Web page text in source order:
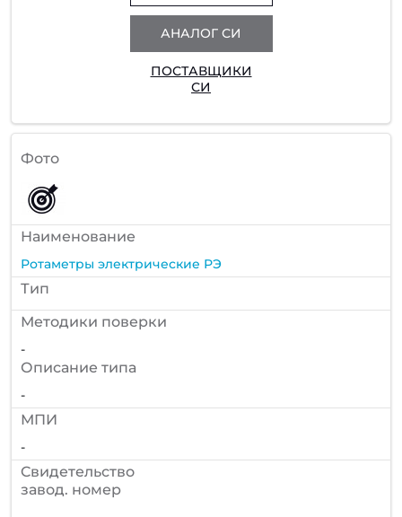
АНАЛОГ СИ
ПОСТАВЩИКИ
СИ
Фото
Наименование
Ротаметры электрические РЭ
Тип
Методики поверки
-
Описание типа
-
МПИ
-
Cвидетельство
завод. номер